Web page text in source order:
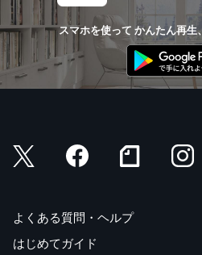
スマホを使って かんたん再生
よくある質問・ヘルプ
はじめてガイド